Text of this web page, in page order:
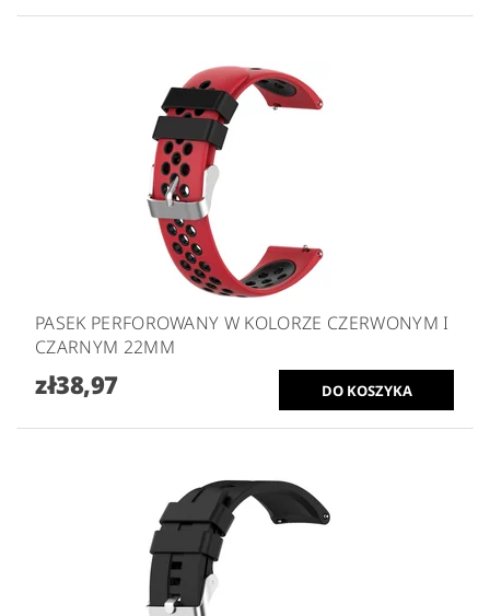
PASEK PERFOROWANY W KOLORZE CZERWONYM I
CZARNYM 22MM
zł38,97